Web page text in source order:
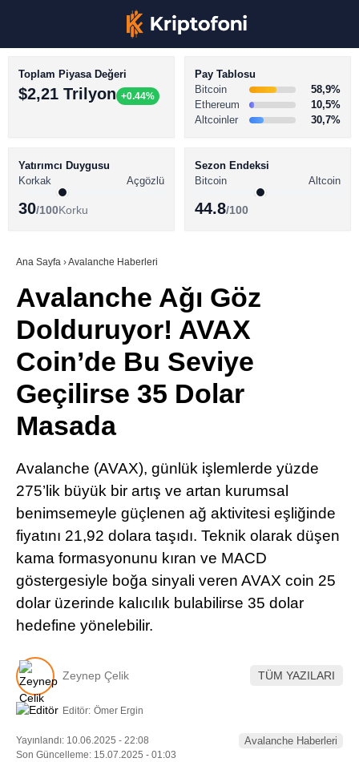
Youtube
TikTok
Telegram
BİTCOİN HABERLERİ
ALTCOİN HABERLERİ
SÖZLÜK
Toplam Piyasa Değeri
$2,21 Trilyon +0.44%
Pay Tablosu
Bitcoin
58,9%
Ethereum
10,5%
Altcoinler
30,7%
Yatırımcı Duygusu
Korkak
Açgözlü
30/100Korku
Sezon Endeksi
Bitcoin
Altcoin
44.8/100
Ana Sayfa ›Avalanche Haberleri
Avalanche Ağı Göz
Dolduruyor! AVAX
Coin’de Bu Seviye
Geçilirse 35 Dolar
Masada
Avalanche (AVAX), günlük işlemlerde yüzde
275’lik büyük bir artış ve artan kurumsal
benimsemeyle güçlenen ağ aktivitesi eşliğinde
fiyatını 21,92 dolara taşıdı. Teknik olarak düşen
kama formasyonunu kıran ve MACD
göstergesiyle boğa sinyali veren AVAX coin 25
dolar üzerinde kalıcılık bulabilirse 35 dolar
hedefine yönelebilir.
Zeynep Çelik TÜM YAZILARI
Editör: Ömer Ergin
Yayınlandı: 10.06.2025 - 22:08
Son Güncelleme: 15.07.2025 - 01:03
Avalanche Haberleri